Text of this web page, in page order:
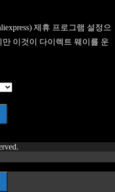
제휴 프로그램 설정으
이것이 다이렉트 웨이를 운